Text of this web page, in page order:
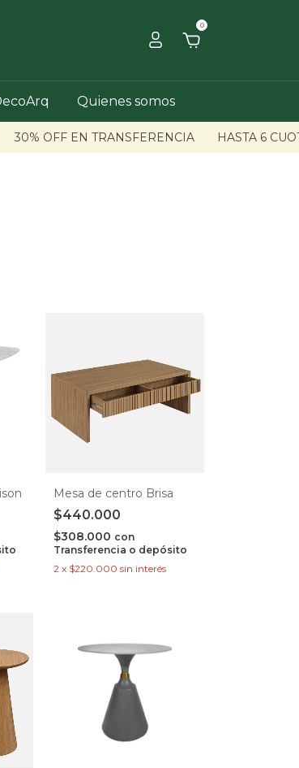
0
Quienes somos
OFF EN TRANSFERENCIA HASTA 6
Mesa de centro Brisa
$440.000
$308.000 con
Transferencia o depósito
2 x $220.000 sin interés